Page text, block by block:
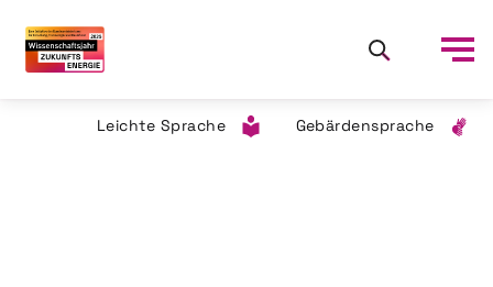
Leichte Sprache Gebärdensprache